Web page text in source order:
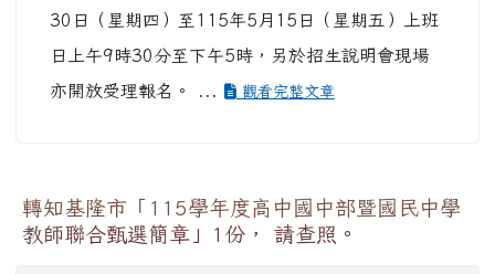
30日（星期四）至115年5月15日（星期五）上班
日上午9時30分至下午5時，另於招生說明會現場
亦開放受理報名。 ...
觀看完整文章
轉知基隆市「115學年度高中國中部暨國民中學
教師聯合甄選簡章」1份， 請查照。